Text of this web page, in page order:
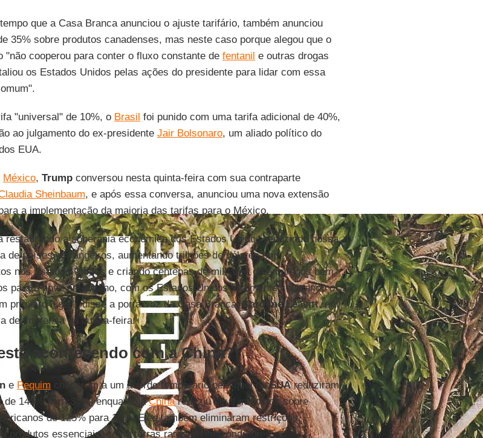
que a Casa Branca anunciou o ajuste tarifário, também anunciou
35% sobre produtos canadenses, mas neste caso porque alegou que o
"não cooperou para conter o fluxo constante de fentanil e outras drogas
os Estados Unidos pelas ações do presidente para lidar com essa
"universal" de 10%, o Brasil foi punido com uma tarifa adicional de 40%,
ao julgamento do ex-presidente Jair Bolsonaro, um aliado político do
EUA.
México, Trumpconversou nesta quinta-feira com sua contraparte
Sheinbaum, e após essa conversa, anunciou uma nova extensão
a implementação da maioria das tarifas para o México.
restaurando a soberania econômica dos Estados Unidos reduzindo nossa
de países estrangeiros, aumentando trilhões de dólares em
nos Estados Unidos e criando centenas de milhares de empregos bem
para o povo americano, com os Estados Unidos finalmente colocando o
primeiro lugar”, disse a porta-voz da Casa Branca,Karoline Leavitt, em
de imprensa na quinta-feira.
acontecendo com a China?
e Pequimchegaram a um acordo temporário pelo qual osEUAreduziram
de 145% para 30%, enquanto aChinareduziu seus impostos sobre
de 125% para 10%. Eles também eliminaram restrições
produtos essenciais, como terras raras e semicondutores.